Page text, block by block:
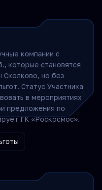
компании с
которые становятся
Сколково, но без
Статус Участника
в мероприятиях
предложения по
ГК «Роскосмос».